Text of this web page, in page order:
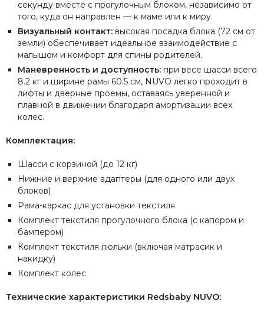
секунду вместе с прогулочным блоком, независимо от
того, куда он направлен — к маме или к миру.
Визуальный контакт: высокая посадка блока (72 см от
земли) обеспечивает идеальное взаимодействие с
малышом и комфорт для спины родителей.
Маневренность и доступность: при весе шасси всего
8.2 кг и ширине рамы 60.5 см, NUVO легко проходит в
лифты и дверные проемы, оставаясь уверенной и
плавной в движении благодаря амортизации всех
колес.
Комплектация:
Шасси с корзиной (до 12 кг)
Нижние и верхние адаптеры (для одного или двух
блоков)
Рама-каркас для установки текстиля
Комплект текстиля прогулочного блока (с капором и
бампером)
Комплект текстиля люльки (включая матрасик и
накидку)
Комплект колес
Технические характеристики Redsbaby NUVO: